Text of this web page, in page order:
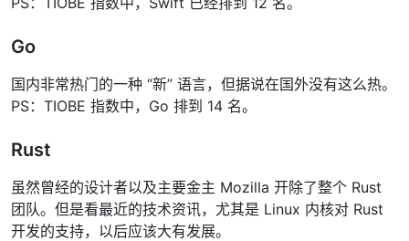
Go
国内非常热门的一种 “新” 语言，但据说在国外没有这么热。
PS：TIOBE 指数中，Go 排到 14 名。
Rust
虽然曾经的设计者以及主要金主 Mozilla 开除了整个 Rust
团队。但是看最近的技术资讯，尤其是 Linux 内核对 Rust
开发的支持，以后应该大有发展。